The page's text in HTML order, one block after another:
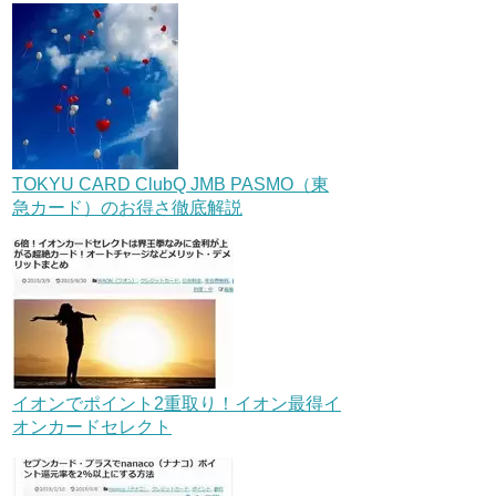
TOKYU CARD ClubQ JMB PASMO（東
急カード）のお得さ徹底解説
イオンでポイント2重取り！イオン最得イ
オンカードセレクト